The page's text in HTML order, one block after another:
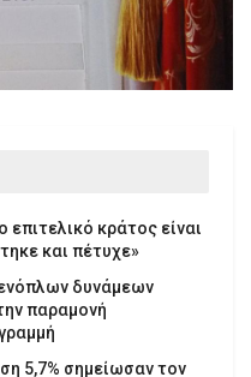
κράτος είναι
και πέτυχε»
δυνάμεων
παραμονή
5,7% σημείωσαν τον